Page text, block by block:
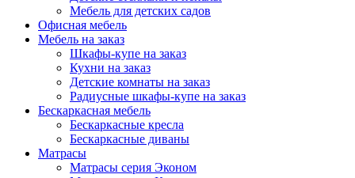
Мебель для детских садов
Офисная мебель
Мебель на заказ
Шкафы-купе на заказ
Кухни на заказ
Детские комнаты на заказ
Радиусные шкафы-купе на заказ
Бескаркасная мебель
Бескаркасные кресла
Бескаркасные диваны
Матрасы
Матрасы серия Эконом